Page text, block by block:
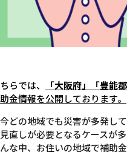
らでは、 「大阪府」「豊能
金情報を公開しております。
どの地域でも災害が多発し
直しが必要となるケースが
な中、お住いの地域で補助